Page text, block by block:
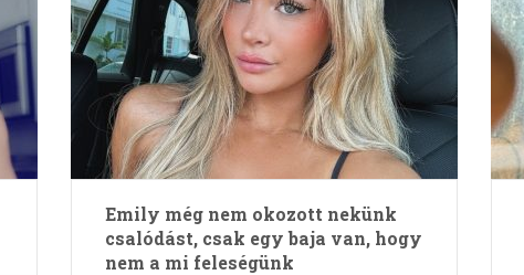
Emily még nem okozott nekünk
csalódást, csak egy baja van, hogy
nem a mi feleségünk